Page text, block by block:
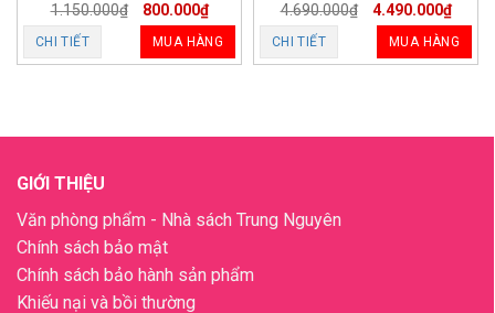
1.150.000₫ 800.000₫
CHI TIẾT MUA HÀNG
4.690.000₫ 4.490.000₫
CHI TIẾT MUA HÀNG
GIỚI THIỆU
Văn phòng phẩm - Nhà sách Trung Nguyên
Chính sách bảo mật
Chính sách bảo hành sản phẩm
Khiếu nại và bồi thường